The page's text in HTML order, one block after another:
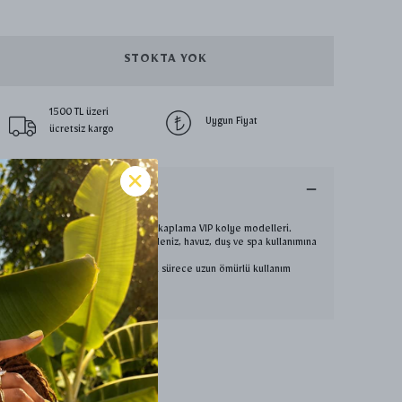
STOKTA YOK
1500 TL üzeri
ücretsiz kargo
Uygun Fiyat
Ürün Açıklaması
40+5 CM
Free nikel üzeri rodyum kaplama VIP kolye modelleri.
Antialerjik yapıda olup deniz, havuz, duş ve spa kullanımına
uygundur.
Kimyasal temas olmadığı sürece uzun ömürlü kullanım
Hızlı ve güvenli kargo. ✨